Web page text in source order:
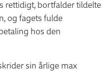
rettidigt, bortfalder tildelte
og fagets fulde
hos den
sin årlige max